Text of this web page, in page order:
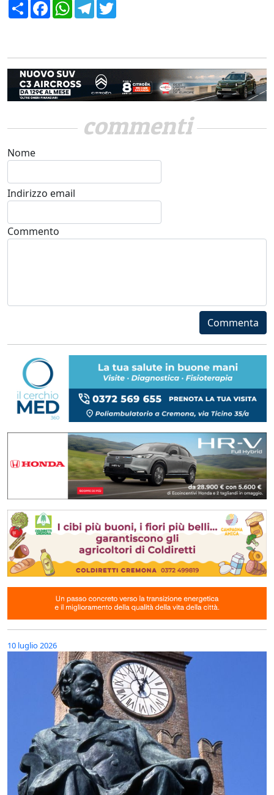
CondividiFacebookWhatsApp
Telegram
commenti
Nome
Indirizzo email
Commento
Commenta
10 luglio 2026